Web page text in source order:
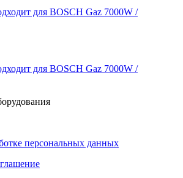
для BOSCH Gaz 7000W /
для BOSCH Gaz 7000W /
персональных данных